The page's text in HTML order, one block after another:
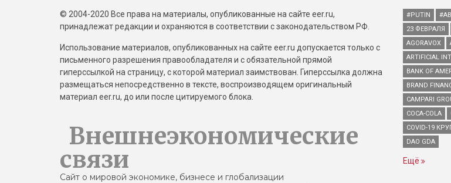
© 2004-2020 Все права на материалы, опубликованные на сайте eer.ru,
принадлежат редакции и охраняются в соответствии с законодательством РФ.
Использование материалов, опубликованных на сайте eer.ru допускается только с
письменного разрешения правообладателя и с обязательной прямой
гиперссылкой на страницу, с которой материал заимствован. Гиперссылка должна
размещаться непосредственно в тексте, воспроизводящем оригинальный
материал eer.ru, до или после цитируемого блока.
Внешнеэкономические
связи
Сайт о мировой экономике, бизнесе и глобализации
#PUTIN
23 ФЕВРАЛЯ
AGORAVOX
ARTIFICIAL
BANK OF
BRAND
CAMPARI
COCA-COLA
COVID-19
DAO GDA
Ещё